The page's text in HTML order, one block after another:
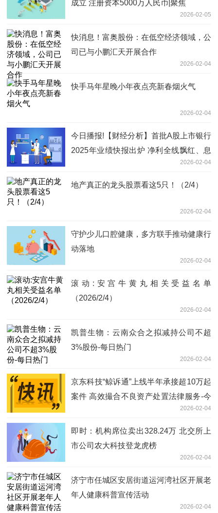
成立 注册资本5000万人民币|聚焦
2026-02-05
快消息！富奥股份：在低空经济领域，公
司已与小鹏汇天开展合作
2026-02-04
快手马年星晚小年夜点亮新春烟火气
2026-02-04
今日播报!【财经分析】首批A股上市银行
2025年业绩快报出炉 净利全线飘红、息
2026-02-04
地产真正的龙头股票看这5只！（2/4）
2026-02-04
守护少儿口腔健康，多方联手推动健康行
动落地
2026-02-04
滚动:安宫牛黄丸相关受益名单
（2026/2/4）
2026-02-04
凯普生物：云南众合之拟减持公司不超
3%股份-每日热门
2026-02-04
京东科技“鲸诉通”上线半年承接超10万起
案件 高效撮合不良资产处置法律服务-今
2026-02-04
即时：机构席位卖出328.24万 北交所上
市公司农大科技登龙虎榜
2026-02-04
济宁市任城区安居街道运河湾社区开展老
年人健康科普宣传活动
2026-02-04